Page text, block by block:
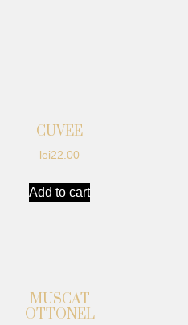
CUVEE
lei22.00
Add to cart
MUSCAT
OTTONEL